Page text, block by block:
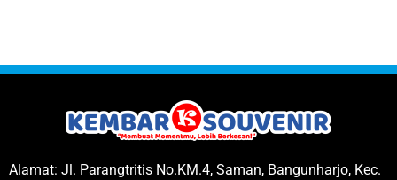
Alamat: Jl. Parangtritis No.KM.4, Saman, Bangunharjo, Kec.